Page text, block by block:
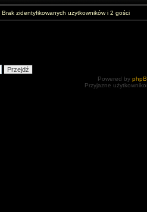
zidentyfikowanych użytkowników i 2 gości
Powered by
Przyjazne